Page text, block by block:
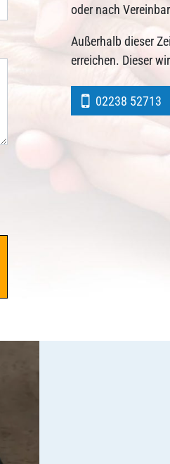
oder nach
Außerhalb dieser
erreichen. Dieser
02238 52713